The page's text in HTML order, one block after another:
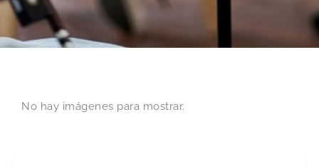
No hay imágenes para mostrar.